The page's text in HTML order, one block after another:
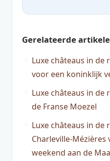
Gerelateerde
Luxe châteaus in de
voor een koninklijk
Luxe châteaus in
de Franse Moezel
Luxe châteaus in de
Charleville-
weekend aan de